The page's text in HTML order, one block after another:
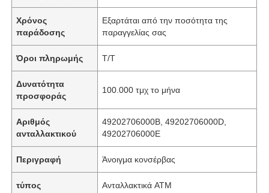
Χρόνος
παράδοσης
Εξαρτάται από την ποσότητα της
παραγγελίας σας
Όροι πληρωμής T/T
Δυνατότητα
προσφοράς
100.000 τμχ το μήνα
Αριθμός
ανταλλακτικού
49202706000B, 49202706000D,
49202706000E
Περιγραφή Άνοιγμα κονσέρβας
τύπος Ανταλλακτικά ATM